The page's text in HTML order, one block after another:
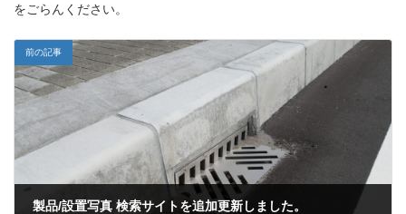
をごらんください。
前の記事
製品/設置写真 検索サイトを追加更新しました。